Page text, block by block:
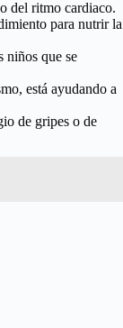
del ritmo cardiaco.
para nutrir la
niños que se
está ayudando a
de gripes o de